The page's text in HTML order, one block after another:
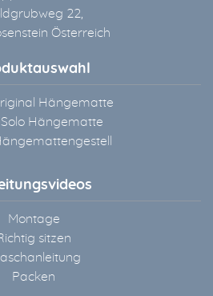
22,
Österreich
Hängematte
Hängematte
Montage
sitzen
Packen